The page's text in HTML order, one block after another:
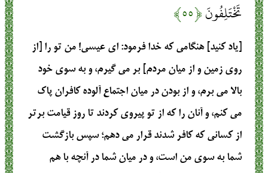
تَخْتَلِفُونَ﴿۵۵﴾
[یاد کنید] هنگامی که خدا فرمود: ای عیسی! من تو را [از
روی زمین و از میان مردم] بر می گیرم، و به سوی خود
بالا می برم، و از بودن در میان اجتماع آلوده کافران پاک
می کنم، و آنان را که از تو پیروی کردند تا روز قیامت برتر
از کسانی که کافر شدند قرار می دهم؛ سپس بازگشت
شما به سوی من است، و در میان شما در آنچه با هم